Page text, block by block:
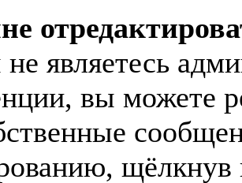
являетесь
вы можете